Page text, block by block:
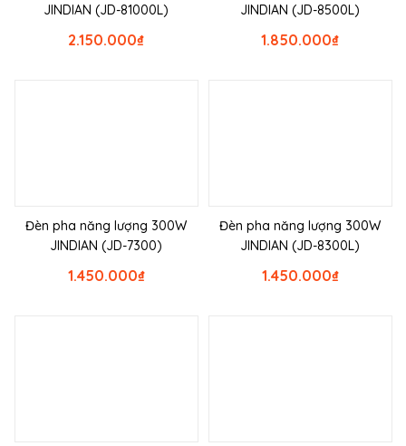
JINDIAN (JD-81000L)
₫
2.150.000
JINDIAN (JD-8500L)
₫
1.850.000
Đèn pha năng lượng 300W
JINDIAN (JD-7300)
₫
1.450.000
Đèn pha năng lượng 300W
JINDIAN (JD-8300L)
₫
1.450.000